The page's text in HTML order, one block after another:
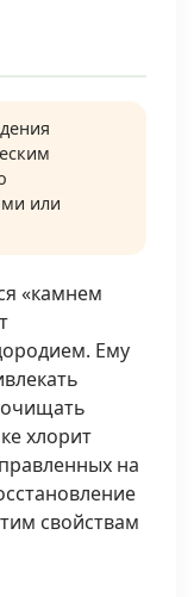
или
«камнем
Ему
хлорит
на
свойствам